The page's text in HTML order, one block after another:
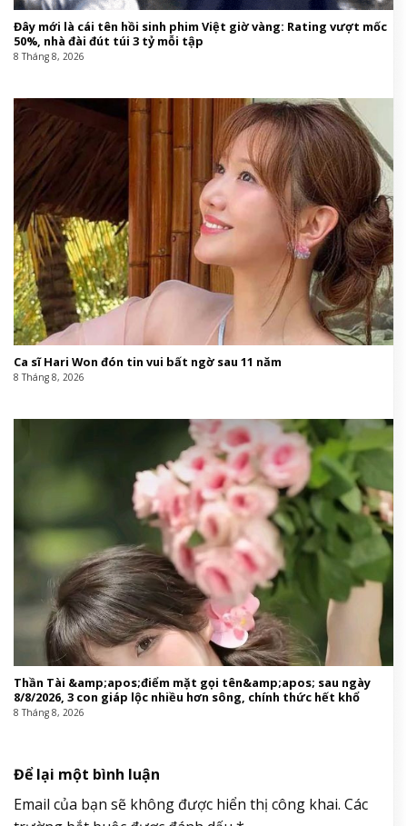
Đây mới là cái tên hồi sinh phim Việt giờ vàng: Rating vượt mốc
50%, nhà đài đút túi 3 tỷ mỗi tập
8 Tháng 8, 2026
Ca sĩ Hari Won đón tin vui bất ngờ sau 11 năm
8 Tháng 8, 2026
Thần Tài &amp;apos;điểm mặt gọi tên&amp;apos; sau ngày
8/8/2026, 3 con giáp lộc nhiều hơn sông, chính thức hết khổ
8 Tháng 8, 2026
Để lại một bình luận
Email của bạn sẽ không được hiển thị công khai. Các